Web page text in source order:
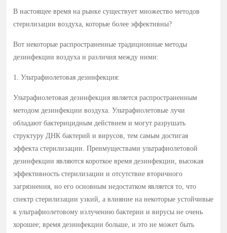
В настоящее время на рынке существует множество методов
стерилизации воздуха, которые более эффективны?
Вот некоторые распространенные традиционные методы
дезинфекции воздуха и различия между ними:
1. Ультрафиолетовая дезинфекция:
Ультрафиолетовая дезинфекция является распространенным
методом дезинфекции воздуха. Ультрафиолетовые лучи
обладают бактерицидным действием и могут разрушать
структуру ДНК бактерий и вирусов, тем самым достигая
эффекта стерилизации. Преимуществами ультрафиолетовой
дезинфекции являются короткое время дезинфекции, высокая
эффективность стерилизации и отсутствие вторичного
загрязнения, но его основным недостатком является то, что
спектр стерилизации узкий, а влияние на некоторые устойчивые
к ультрафиолетовому излучению бактерии и вирусы не очень
хорошее; время дезинфекции больше, и это не может быть